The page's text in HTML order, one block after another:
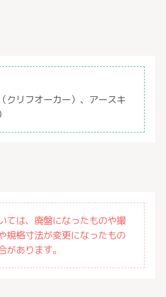
クリフオーカー）、アースキ
ては、廃盤になったものや撮
規格寸法が変更になったもの
があります。